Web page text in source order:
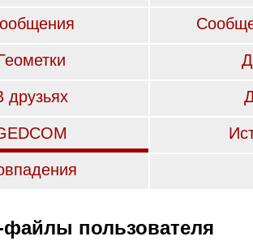
друзьях
файлы пользователя